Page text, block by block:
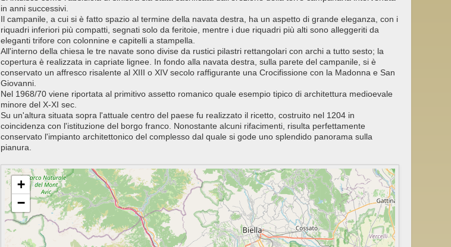
in anni successivi.
Il campanile, a cui si è fatto spazio al termine della navata destra, ha un aspetto di grande eleganza, con i
riquadri inferiori più compatti, segnati solo da feritoie, mentre i due riquadri più alti sono alleggeriti da
eleganti trifore con colonnine e capitelli a stampella.
All'interno della chiesa le tre navate sono divise da rustici pilastri rettangolari con archi a tutto sesto; la
copertura è realizzata in capriate lignee. In fondo alla navata destra, sulla parete del campanile, si è
conservato un affresco risalente al XIII o XIV secolo raffigurante una Crocifissione con la Madonna e San
Giovanni.
Nel 1968/70 viene riportata al primitivo assetto romanico quale esempio tipico di architettura medioevale
minore del X-XI sec.
Su un'altura situata sopra l'attuale centro del paese fu realizzato il ricetto, costruito nel 1204 in
coincidenza con l'istituzione del borgo franco. Nonostante alcuni rifacimenti, risulta perfettamente
conservato l'impianto architettonico del complesso dal quale si gode uno splendido panorama sulla
pianura.
+
−